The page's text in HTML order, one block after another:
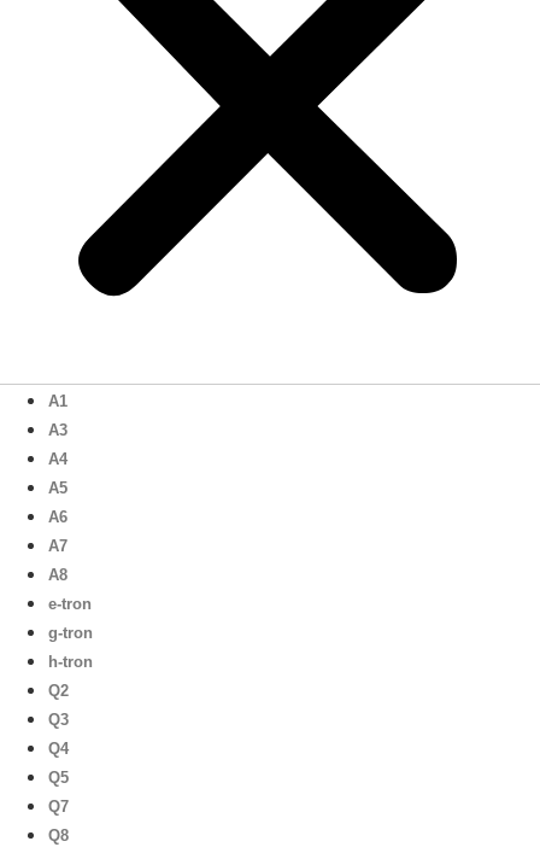
A1
A3
A4
A5
A6
A7
A8
e-tron
g-tron
h-tron
Q2
Q3
Q4
Q5
Q7
Q8